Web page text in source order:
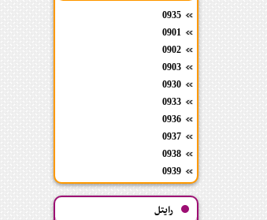
0935
0901
0902
0903
0930
0933
0936
0937
0938
0939
رایتل